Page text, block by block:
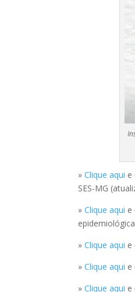
»Clique aqui e
SES-MG
»Clique aqui e
»Clique aqui e
»Clique aqui e
»Clique aqui e